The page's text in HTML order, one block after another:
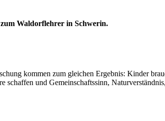
Waldorflehrer in Schwerin.
kommen zum gleichen Ergebnis: Kinder
schaffen und Gemeinschaftssinn,